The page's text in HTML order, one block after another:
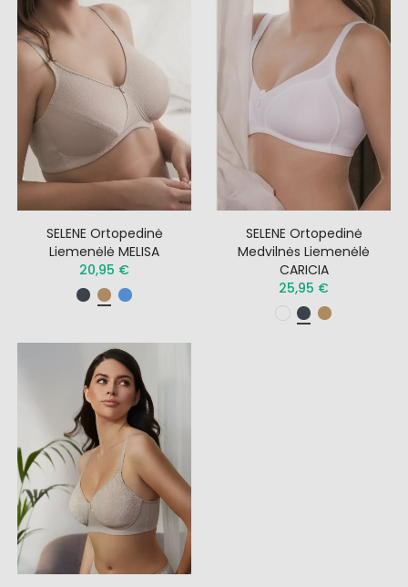
SELENE Ortopedinė
Liemenėlė MELISA
20,95 €
SELENE Ortopedinė
Medvilnės Liemenėlė
CARICIA
25,95 €